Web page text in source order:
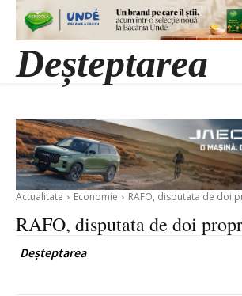
Deșteptarea
Actualitate Economie RAFO, disputata de doi
RAFO, disputata de doi
Deșteptarea